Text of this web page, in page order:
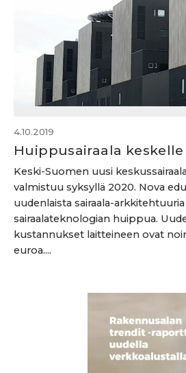
4.10.2019
Huippusairaala keskelle
Keski-Suomen uusi
valmistuu syksyllä 2020. Nova
uudenlaista sairaala-arkkitehtuuria
sairaalateknologian huippua.
kustannukset laitteineen ovat
euroa....